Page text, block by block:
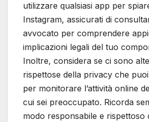
utilizzare qualsiasi app per
Instagram, assicurati di
avvocato per comprendere
implicazioni legali del tuo
Inoltre, considera se ci sono
rispettose della privacy che
per monitorare l’attività online
cui sei preoccupato. Ricorda
modo responsabile e rispettoso